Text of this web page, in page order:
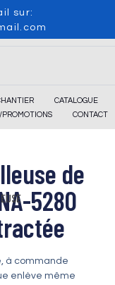
sur:
CATALOGUE
PROMOTIONS
CONTACT
de
5280
à commande
enlève même